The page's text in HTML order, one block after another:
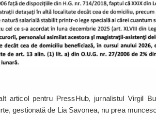
articol pentru PressHub, jurnalistul Virgil
gestionată de Lia Savonea, nu prea